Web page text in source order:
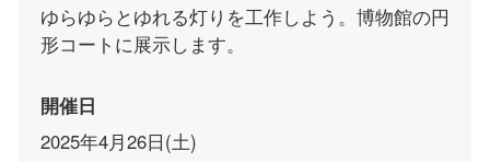
ゆらゆらとゆれる灯りを工作しよう。博物館の円
形コートに展示します。
開催日
2025年4月26日(土)